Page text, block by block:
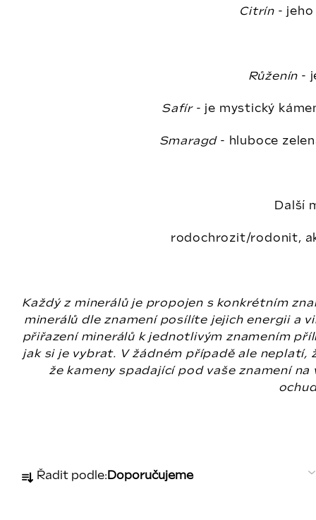
Citrín -
Růženín -
Safír- je mystický
Smaragd- hluboce
Další
rodochrozit/rodonit,
Každý z minerálů je propojen s konkrétním
minerálů dle znamení posílíte jejich energii a
přiřazení minerálů k jednotlivým znamením
jak si je vybrat. V žádném případě ale
že kameny spadající pod vaše znamení
Ř Řadit podle:Doporučujeme